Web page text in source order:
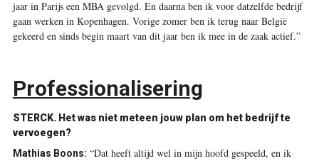
jaar in Parijs een MBA gevolgd. En daarna ben ik voor datzelfde bedrijf
gaan werken in Kopenhagen. Vorige zomer ben ik terug naar België
gekeerd en sinds begin maart van dit jaar ben ik mee in de zaak actief.”
Professionalisering
STERCK. Het was niet meteen jouw plan om het bedrijf te
vervoegen?
Mathias Boons: “Dat heeft altijd wel in mijn hoofd gespeeld, en ik